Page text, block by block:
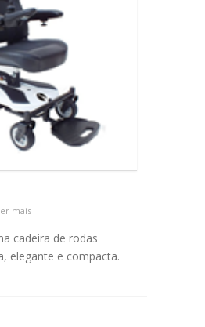
mais
cadeira de rodas
elegante e compacta.